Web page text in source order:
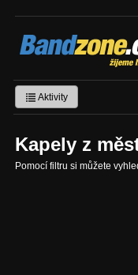
Bandzone.cz
žijeme hudbou
Aktivity
Kapely z
Pomocí filtru si můžete